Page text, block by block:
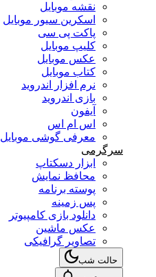
نقشه موبایل
اسکرین سیور موبایل
پاکت پی سی
کلیپ موبایل
عکس موبایل
کتاب موبایل
نرم افزار اندروید
بازی اندروید
آیفون
اس ام اس
معرفی گوشی موبایل
سرگرمی
ابزار دسکتاپ
محافظ نمایش
پوسته برنامه
پس زمینه
دانلود بازی کامپیوتر
عکس ماشین
تصاویر گرافیکی
حالت شب